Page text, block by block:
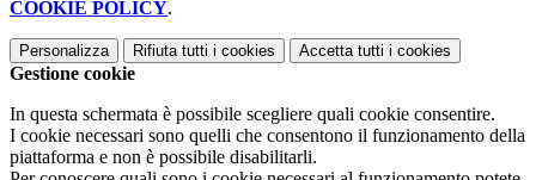
COOKIE POLICY.
Personalizza Rifiuta tutti i cookies Accetta tutti i cookies
Gestione cookie
In questa schermata è possibile scegliere quali cookie consentire.
I cookie necessari sono quelli che consentono il funzionamento della
piattaforma e non è possibile disabilitarli.